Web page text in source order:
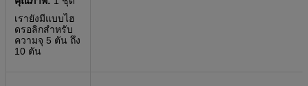
เรายังมีแบบไฮ
ดรอลิกสำหรับ
ความจุ 5 ตัน ถึง
10 ตัน